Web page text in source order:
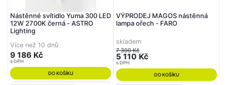
Nástěnné svítidlo Yuma 300 LED
12W 2700K černá - ASTRO
Lighting
Více než 10 dnů
9 186 Kč
s DPH
DO KOŠÍKU
VÝPRODEJ MAGOS nástěnná
lampa ořech - FARO
skladem
7 300 Kč
5 110 Kč
s DPH
DO KOŠÍKU